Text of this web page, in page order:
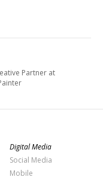
Partner at
Digital Media
Social Media
Mobile